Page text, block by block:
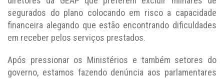
segurados do plano colocando em risco a capacidade
financeira alegando que estão encontrando dificuldades
em receber pelos serviços prestados.
Após pressionar os Ministérios e também setores do
governo, estamos fazendo denúncia aos parlamentares